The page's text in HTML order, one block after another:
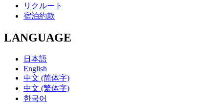
リクルート
宿泊約款
LANGUAGE
日本語
English
中文 (简体字)
中文 (繁体字)
한국어